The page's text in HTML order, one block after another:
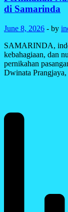
di Samarinda
June 8, 2026 - by
SAMARINDA,
kebahagiaan, dan
pernikahan
Dwinata